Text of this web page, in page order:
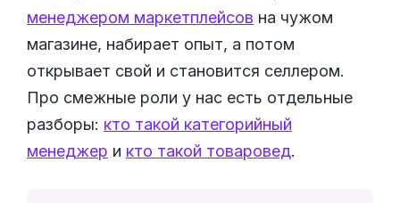
менеджером маркетплейсов на чужом
магазине, набирает опыт, а потом
открывает свой и становится селлером.
Про смежные роли у нас есть отдельные
разборы: кто такой категорийный
менеджер и кто такой товаровед.